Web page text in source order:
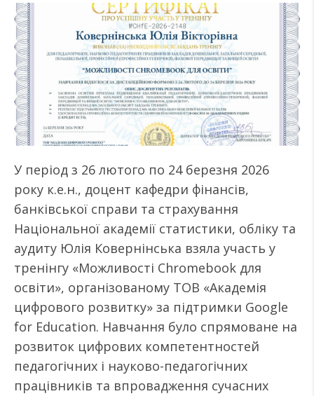
У період з 26 лютого по 24 березня 2026
року к.е.н., доцент кафедри фінансів,
банківської справи та страхування
Національної академії статистики, обліку та
аудиту Юлія Ковернінська взяла участь у
тренінгу «Можливості Chromebook для
освіти», організованому ТОВ «Академія
цифрового розвитку» за підтримки Google
for Education. Навчання було спрямоване на
розвиток цифрових компетентностей
педагогічних і науково-педагогічних
працівників та впровадження сучасних